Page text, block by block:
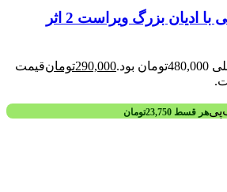
کتاب دست دو آشنایی با ادیان بزرگ ویراست 2 اثر
بود. 290,000تومانقیمت
هر قسط 23,750تومان